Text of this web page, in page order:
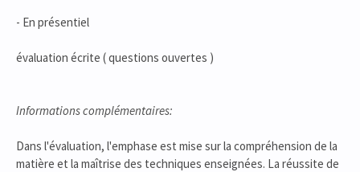
- En présentiel
évaluation écrite ( questions ouvertes )
Informations complémentaires:
Dans l'évaluation, l'emphase est mise sur la compréhension de la
matière et la maîtrise des techniques enseignées. La réussite de